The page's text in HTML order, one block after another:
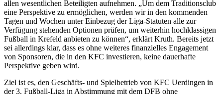
allen wesentlichen Beteiligten aufnehmen. „Um dem Traditionsclub
eine Perspektive zu ermöglichen, werden wir in den kommenden
Tagen und Wochen unter Einbezug der Liga-Statuten alle zur
Verfügung stehenden Optionen prüfen, um weiterhin hochklassigen
Fußball in Krefeld anbieten zu können“, erklärt Kruth. Bereits jetzt
sei allerdings klar, dass es ohne weiteres finanzielles Engagement
von Sponsoren, die in den KFC investieren, keine dauerhafte
Perspektive geben wird.
Ziel ist es, den Geschäfts- und Spielbetrieb von KFC Uerdingen in
der 3. Fußball-Liga in Abstimmung mit dem DFB ohne